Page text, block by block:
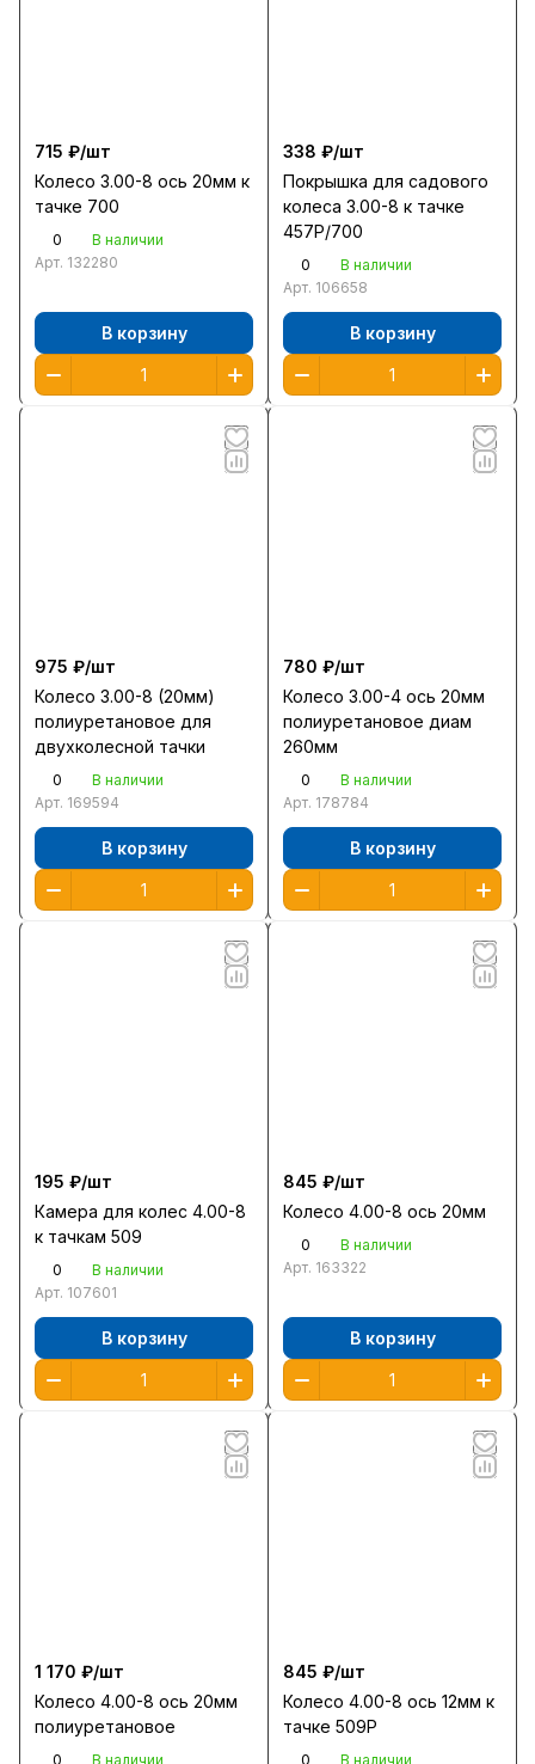
715 ₽/шт
Колесо 3.00-8 ось 20мм к
тачке 700
0
В наличии
Арт. 132280
В корзину
338 ₽/шт
Покрышка для садового
колеса 3.00-8 к тачке
457Р/700
0
В наличии
Арт. 106658
В корзину
975 ₽/шт
Колесо 3.00-8 (20мм)
полиуретановое для
двухколесной тачки
0
В наличии
Арт. 169594
В корзину
780 ₽/шт
Колесо 3.00-4 ось 20мм
полиуретановое диам
260мм
0
В наличии
Арт. 178784
В корзину
195 ₽/шт
Камера для колес 4.00-8
к тачкам 509
0
В наличии
Арт. 107601
В корзину
845 ₽/шт
Колесо 4.00-8 ось 20мм
0
В наличии
Арт. 163322
В корзину
1 170 ₽/шт
Колесо 4.00-8 ось 20мм
полиуретановое
0 В наличии
845 ₽/шт
Колесо 4.00-8 ось 12мм к
тачке 509P
0 В наличии